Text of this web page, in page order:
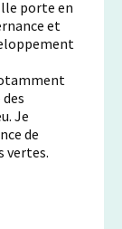
porte en
et
Je
de
vertes.